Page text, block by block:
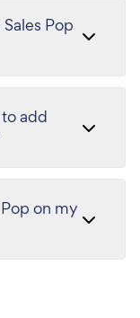
Pop
add
on my